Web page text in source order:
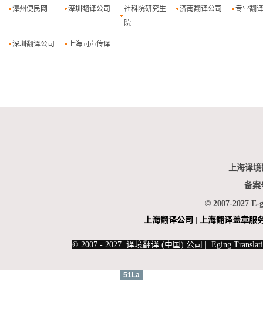
漳州便民网 深圳翻译公司
社科院研究生
院
济南翻译公司 专业翻
深圳翻译公司 上海同声传译
上海译
备案
© 2007-2027 E-
上海翻译公司 上海翻译盖章服
© 2007 - 2027 译境翻译 (中国) 公司 | Eging
51La